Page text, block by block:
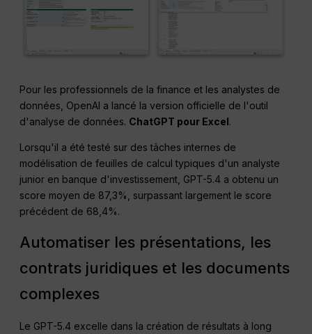
Pour les professionnels de la finance et les analystes de
données, OpenAI a lancé la version officielle de l'outil
d'analyse de données. ChatGPT pour Excel.
Lorsqu'il a été testé sur des tâches internes de
modélisation de feuilles de calcul typiques d'un analyste
junior en banque d'investissement, GPT-5.4 a obtenu un
score moyen de 87,3%, surpassant largement le score
précédent de 68,4%.
Automatiser les présentations, les
contrats juridiques et les documents
complexes
Le GPT-5.4 excelle dans la création de résultats à long